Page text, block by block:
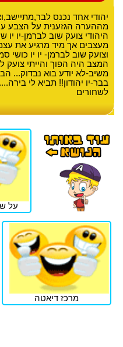
יהודי אחד נכנס
מההערה הגזענית על הצבע
היהודי צועק שוב לברמן-יו
מעצבים אך מיד מרגיע את
וצועק שוב לברמן- יו יו
המצב היה הפוך והייתי צועק
משיב-לא יודע בוא נבדוק...
בבר-יו יהודון!! תביא לי
לשחורים
על
מרכז דיאטה